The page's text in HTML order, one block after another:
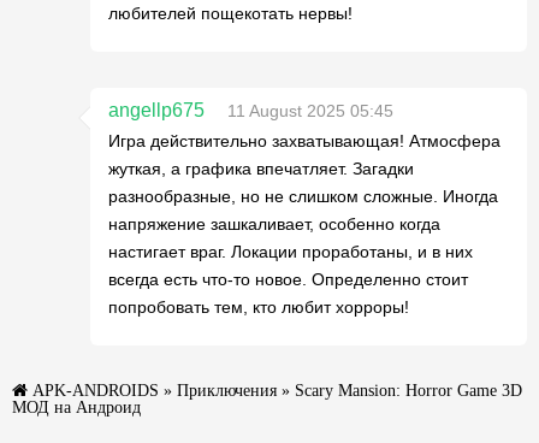
любителей пощекотать нервы!
angellp675
11 August 2025 05:45
Игра действительно захватывающая! Атмосфера
жуткая, а графика впечатляет. Загадки
разнообразные, но не слишком сложные. Иногда
напряжение зашкаливает, особенно когда
настигает враг. Локации проработаны, и в них
всегда есть что-то новое. Определенно стоит
попробовать тем, кто любит хорроры!
APK-ANDROIDS » Приключения » Scary Mansion: Horror Game 3D
МОД на Андроид